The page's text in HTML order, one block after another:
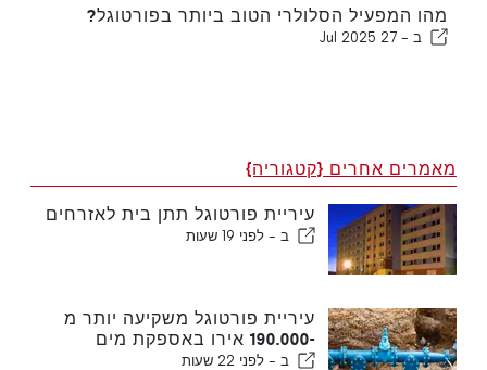
מהו המפעיל הסלולרי הטוב ביותר בפורטוגל?
ב - 27 Jul 2025
מאמרים אחרים {קטגוריה}
עיריית פורטוגל תתן בית לאזרחים
ב - לפני 19 שעות
עיריית פורטוגל משקיעה יותר מ
-190.000 אירו באספקת מים
ב - לפני 22 שעות